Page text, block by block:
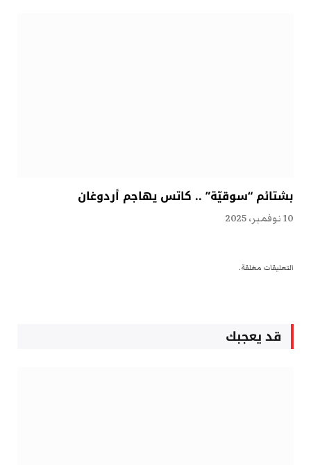
بشتائم “سوقيّة” .. كاتس يهاجم أردوغان
10 نوفمبر، 2025
التعليقات مغلقة.
قد يعجبك